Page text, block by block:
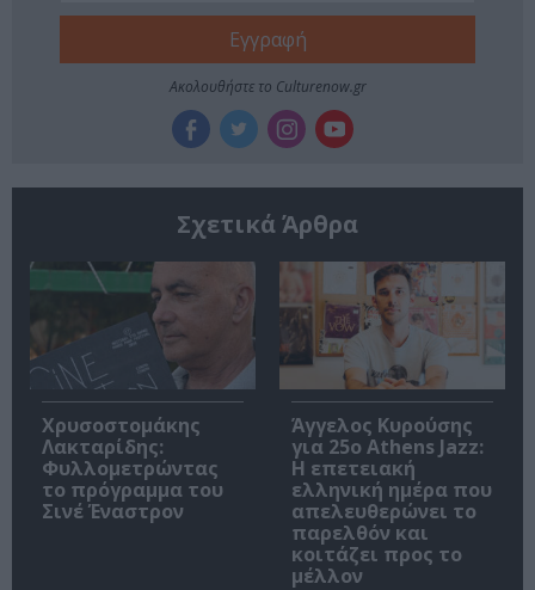
Ακολουθήστε το Culturenow.gr
Σχετικά Άρθρα
Χρυσοστομάκης
Λακταρίδης:
Φυλλομετρώντας
το πρόγραμμα του
Σινέ Έναστρον
Άγγελος Κυρούσης
για 25ο Athens Jazz:
Η επετειακή
ελληνική ημέρα που
απελευθερώνει το
παρελθόν και
κοιτάζει προς το
μέλλον